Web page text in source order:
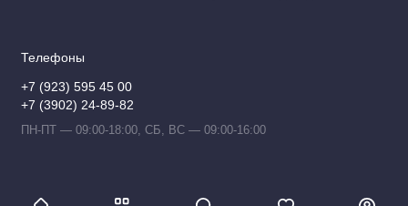
Телефоны
+7 (923) 595 45 00
+7 (3902) 24-89-82
ПН-ПТ — 09:00-18:00, СБ, ВС — 09:00-16:00